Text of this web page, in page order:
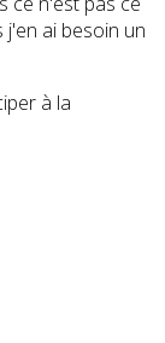
j'en ai besoin un
à la